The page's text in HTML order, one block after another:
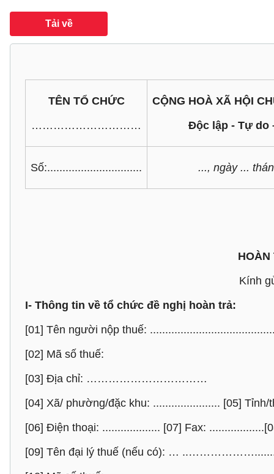
Tải về
TÊN TỔ CHỨC
…………………………
CỘNG HOÀ XÃ HỘI
Độc lập - Tự do
Số:............................... ..., ngày ...
HOÀN
Kính
I- Thông tin về tổ chức đề nghị hoàn trả:
[01] Tên người nộp thuế:
[02] Mã số thuế:
[03] Địa chỉ: ……………………………
[04] Xã/ phường/đặc khu: ...................... [05] Tỉnh/
[06] Điện thoại: ................... [07] Fax:
[09] Tên đại lý thuế (nếu có): …